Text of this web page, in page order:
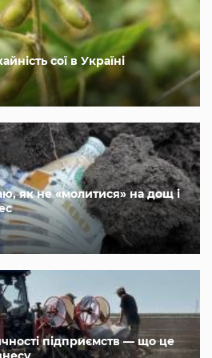
сої в Україні
як не «молитися» на дощ і
підприємств — що це